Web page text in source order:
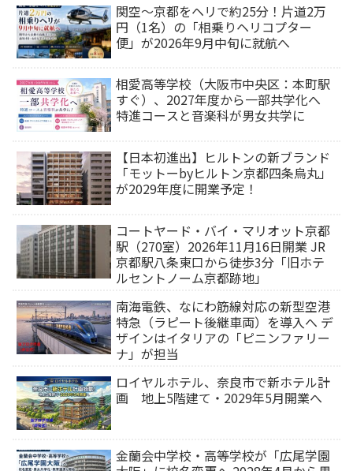
関空～京都をヘリで約25分！片道2万
円（1名）の「相乗りヘリコプター
便」が2026年9月中旬に就航へ
相愛高等学校（大阪市中央区：本町駅
すぐ）、2027年度から一部共学化へ
特進コースと音楽科が男女共学に
【日本初進出】ヒルトンの新ブランド
「モットーbyヒルトン京都四条烏丸」
が2029年度に開業予定！
コートヤード・バイ・マリオット京都
駅（270室）2026年11月16日開業 JR
京都駅八条東口から徒歩3分「旧ホテ
ルセントノーム京都跡地」
南海電鉄、なにわ筋線対応の新型空港
特急（ラピート後継車両）を導入へ デ
ザインはイタリアの「ピニンファリー
ナ」が担当
ロイヤルホテル、奈良市で新ホテル計
画 地上5階建て・2029年5月開業へ
金蘭会中学校・高等学校が「広尾学園